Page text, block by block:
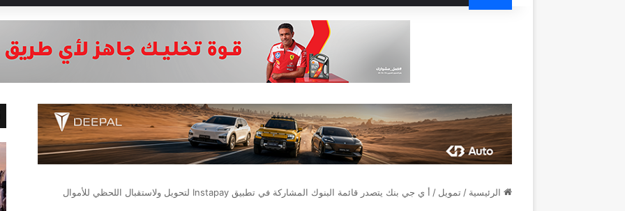
الرئيسية / تمويل / أ ي جي بنك يتصدر قائمة البنوك المشاركة في تطبيق Instapay لتحويل ولاستقبال اللحظي للأموال